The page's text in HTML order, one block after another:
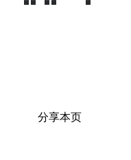
分享本页